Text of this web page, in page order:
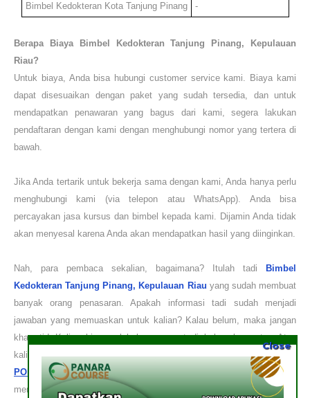
Bimbel Kedokteran Kota Tanjung Pinang -
Berapa Biaya Bimbel KedokteranTanjung Pinang, Kepulauan
Riau?
Untuk biaya, Anda bisa hubungi customer service kami. Biaya kami
dapat disesuaikan dengan paket yang sudah tersedia, dan untuk
mendapatkan penawaran yang bagus dari kami, segera lakukan
pendaftaran dengan kami dengan menghubungi nomor yang tertera di
bawah.
Jika Anda tertarik untuk bekerja sama dengan kami, Anda hanya perlu
menghubungi
kami (via telepon atau WhatsApp). Anda bisa
percayakan jasa kursus dan bimbel kepada kami. Dijamin Anda tidak
akan menyesal karena Anda akan mendapatkan hasil yang diinginkan.
Nah, para pembaca sekalian, bagaimana? Itulah tadi
Bimbel
KedokteranTanjung Pinang, Kepulauan Riau yang sudah membuat
banyak orang penasaran. Apakah informasi tadi sudah menjadi
jawaban yang memuaskan untuk kalian? Kalau belum, maka jangan
khawatir! Kalian bisa melakukan request di kolom komentar. Atau
kalian juga bisa membaca artikel kami yang lain sepertiBimbel
POLRI Kepulauan Riau. Terima kasih sudah menyempatkan
membaca, sampai jumpa lain waktu. Kami tunggu kerja samanya.
Close